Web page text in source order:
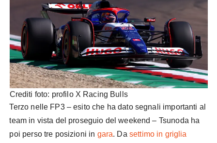
Crediti foto: profilo X Racing Bulls
Terzo nelle FP3 – esito che ha dato segnali importanti al
team in vista del proseguio del weekend – Tsunoda ha
poi perso tre posizioni in gara. Da settimo in griglia